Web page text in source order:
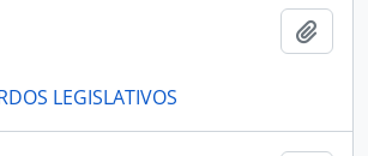
LEGISLATIVOS